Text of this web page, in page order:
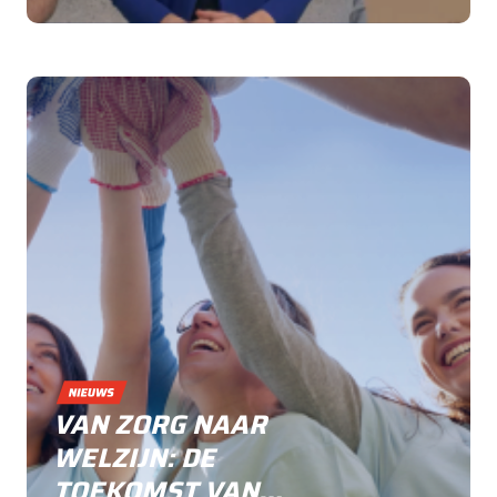
VASTE PLEK IN HET
VAN ZORG NAAR
WELZIJN: DE